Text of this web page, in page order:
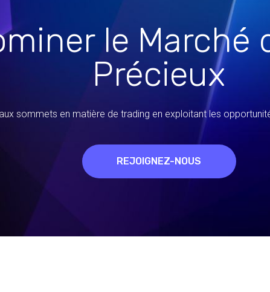
le Marché
Précieux
sommets en matière de trading en exploitant les
REJOIGNEZ-NOUS